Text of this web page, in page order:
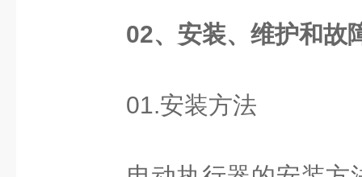
02、安装、维护和故
01.安装方法